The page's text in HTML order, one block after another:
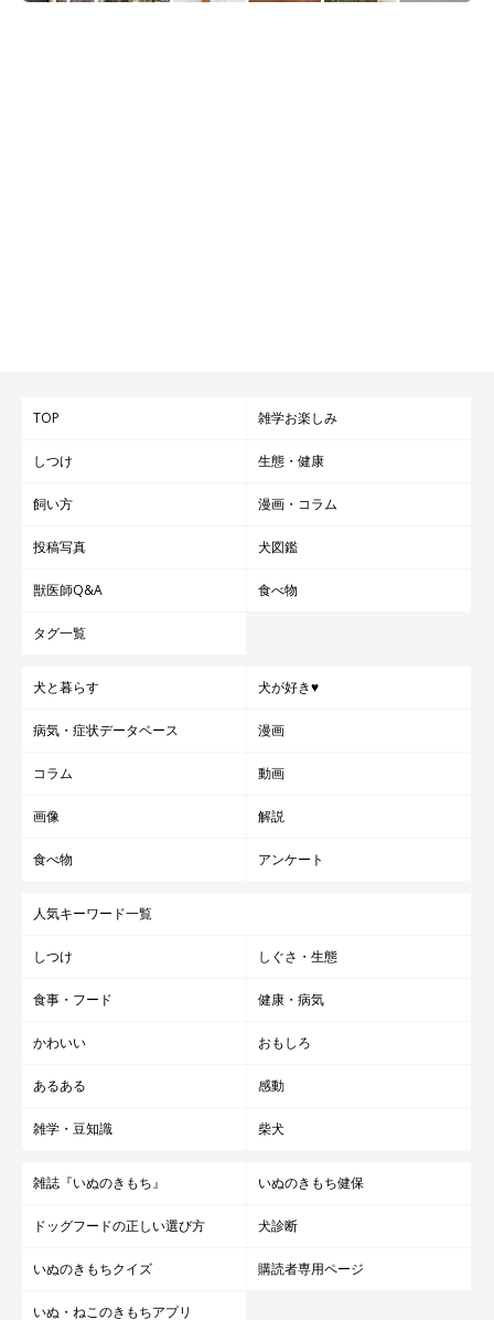
TOP 雑学お楽しみ
しつけ 生態・健康
飼い方 漫画・コラム
投稿写真 犬図鑑
獣医師Q&A 食べ物
タグ一覧
犬と暮らす 犬が好き♥
病気・症状データベース 漫画
コラム 動画
画像 解説
食べ物 アンケート
人気キーワード一覧
しつけ しぐさ・生態
食事・フード 健康・病気
かわいい おもしろ
あるある 感動
雑学・豆知識 柴犬
雑誌『いぬのきもち』 いぬのきもち健保
ドッグフードの正しい選び方 犬診断
いぬのきもちクイズ 購読者専用ページ
いぬ・ねこのきもちアプリ